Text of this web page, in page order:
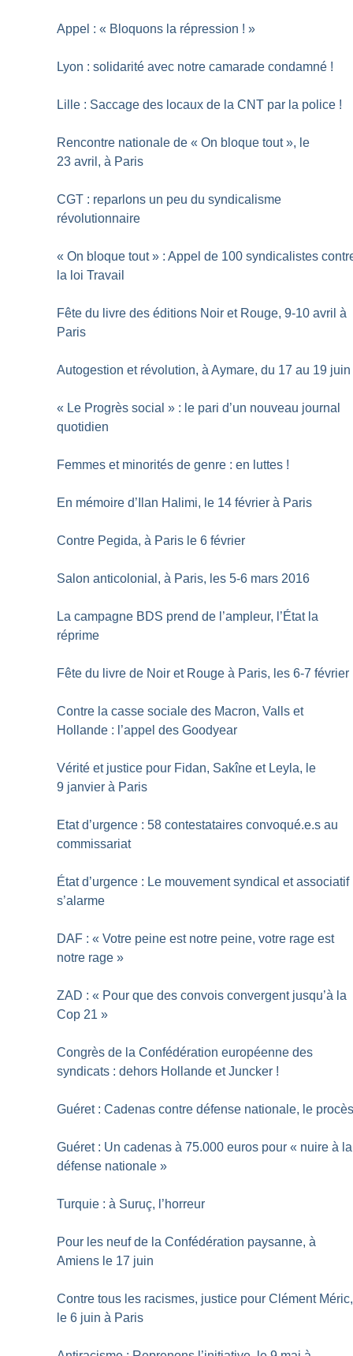
Appel : « Bloquons la répression ! »
Lyon : solidarité avec notre camarade condamné !
Lille : Saccage des locaux de la CNT par la police !
Rencontre nationale de « On bloque tout », le
23 avril, à Paris
CGT : reparlons un peu du syndicalisme
révolutionnaire
« On bloque tout » : Appel de 100 syndicalistes
la loi Travail
Fête du livre des éditions Noir et Rouge, 9-10 avril à
Paris
Autogestion et révolution, à Aymare, du 17 au 19 juin
« Le Progrès social » : le pari d’un nouveau journal
quotidien
Femmes et minorités de genre : en luttes !
En mémoire d’Ilan Halimi, le 14 février à Paris
Contre Pegida, à Paris le 6 février
Salon anticolonial, à Paris, les 5-6 mars 2016
La campagne BDS prend de l’ampleur, l’État la
réprime
Fête du livre de Noir et Rouge à Paris, les 6-7 février
Contre la casse sociale des Macron, Valls et
Hollande : l’appel des Goodyear
Vérité et justice pour Fidan, Sakîne et Leyla, le
9 janvier à Paris
Etat d’urgence : 58 contestataires convoqué.e.s au
commissariat
État d’urgence : Le mouvement syndical et associatif
s’alarme
DAF : « Votre peine est notre peine, votre rage est
notre rage »
ZAD : « Pour que des convois convergent jusqu’à la
Cop 21 »
Congrès de la Confédération européenne des
syndicats : dehors Hollande et Juncker !
Guéret : Cadenas contre défense nationale, le
Guéret : Un cadenas à 75.000 euros pour « nuire à la
défense nationale »
Turquie : à Suruç, l’horreur
Pour les neuf de la Confédération paysanne, à
Amiens le 17 juin
Contre tous les racismes, justice pour Clément Méric,
le 6 juin à Paris